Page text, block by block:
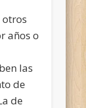
años o
las
de
de